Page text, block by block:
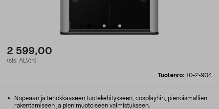
2 599,00
(sis. ALV:n)
Tuotenro: 10-2-904
Nopeaan ja tehokkaaseen tuotekehitykseen, cosplayhin, pienoismallien
rakentamiseen ja pienimuotoiseen valmistukseen.